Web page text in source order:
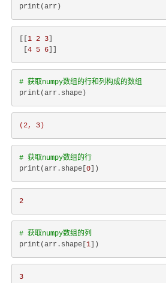
1 2 3
4 5 6
# 获取numpy数组的行和列构成的数组
(2, 3 )
# 获取numpy数组的行
print(arr.shape[ 0
2
# 获取numpy数组的列
print(arr.shape[ 1
3